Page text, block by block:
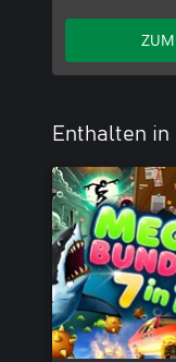
ZUM
Enthalten in